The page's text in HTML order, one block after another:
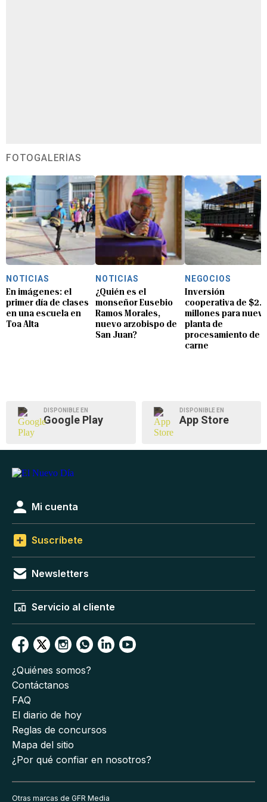
FOTOGALERÍAS
NOTICIAS
En imágenes: el
primer día de clases
en una escuela en
Toa Alta
NOTICIAS
¿Quién es el
monseñor Eusebio
Ramos Morales,
nuevo arzobispo de
San Juan?
NEGOCIOS
Inversión
cooperativa de $2.8
millones para nueva
planta de
procesamiento de
carne
DISPONIBLE EN
Google Play
DISPONIBLE EN
App Store
Mi cuenta
Suscríbete
Newsletters
Servicio al cliente
¿Quiénes somos?
Contáctanos
FAQ
El diario de hoy
Reglas de concursos
Mapa del sitio
¿Por qué confiar en nosotros?
Otras marcas de GFR Media